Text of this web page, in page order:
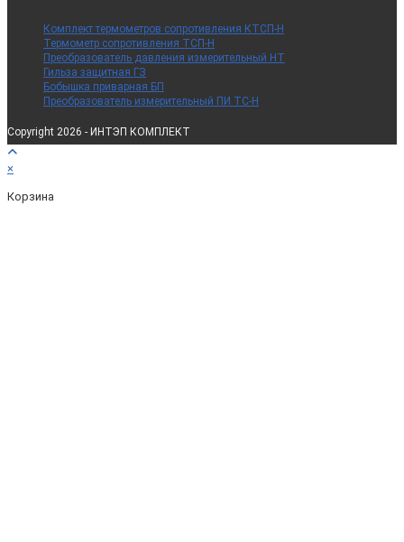
Комплект термометров сопротивления КТСП-Н
Термометр сопротивления ТСП-Н
Преобразователь давления измерительный НТ
Гильза защитная ГЗ
Бобышка приварная БП
Преобразователь измерительный ПИ ТС-Н
Copyright 2026 - ИНТЭП КОМПЛЕКТ
×
Корзина